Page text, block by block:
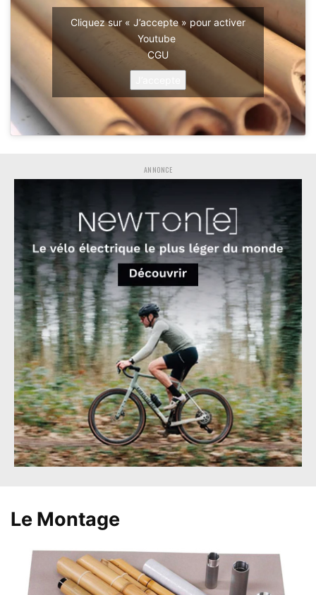
Cliquez sur « J’accepte » pour activer
Youtube
CGU
ANNONCE
Le Montage